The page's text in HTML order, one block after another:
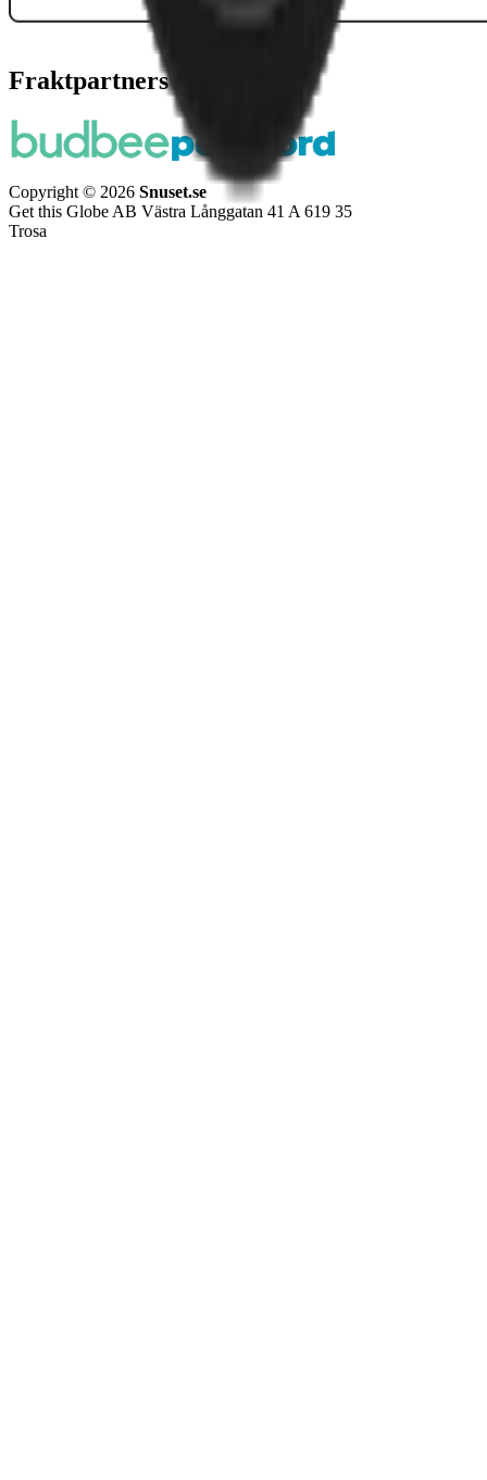
Fraktpartners
Copyright © 2026 Snuset.se
Get this Globe AB Västra Långgatan 41 A 619 35
Trosa